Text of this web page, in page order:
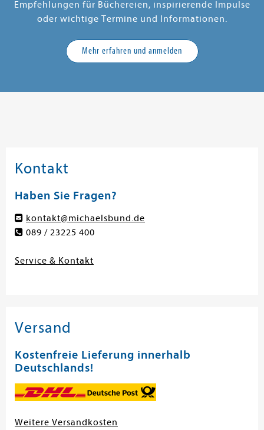
Empfehlungen für Büchereien, inspirierende Impulse
oder wichtige Termine und Informationen.
Mehr erfahren und anmelden
Kontakt
Haben Sie Fragen?
kontakt@michaelsbund.de
089 / 23225 400
Service & Kontakt
Versand
Kostenfreie Lieferung innerhalb
Deutschlands!
Weitere Versandkosten